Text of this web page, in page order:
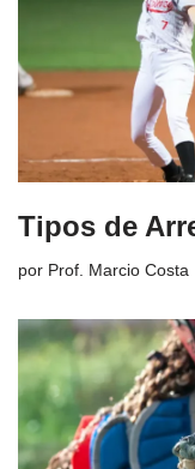
Tipos de
por Prof. Marcio Costa